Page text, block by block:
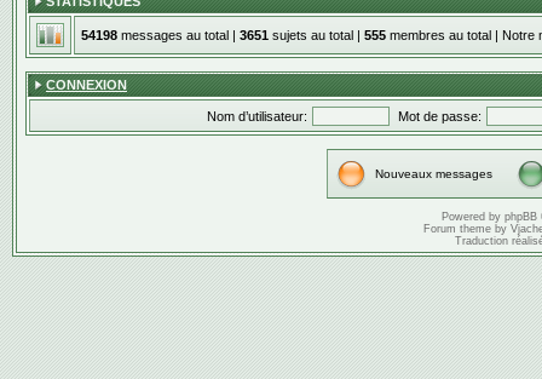
54198 messages au total | 3651 sujets au total | 555 membres au total |
CONNEXION
Nom d’utilisateur: Mot de passe:
Nouveaux messages
Powered by phpBB
Forum theme by
Traduction